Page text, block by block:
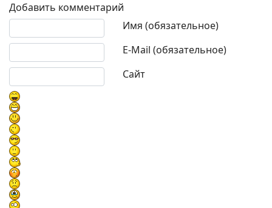
Добавить комментарий
Имя (обязательное)
E-Mail (обязательное)
Сайт
Текст комментария